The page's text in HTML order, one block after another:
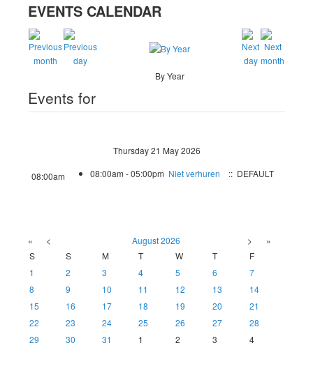
EVENTS CALENDAR
By Year
Events for
Thursday 21 May 2026
08:00am 08:00am - 05:00pm Niet verhuren :: DEFAULT
« < August 2026 >
»
S
S M T W T
F
1
2 3 4 5 6
7
8
9 10 11 12 13
14
15
16 17 18 19 20
21
22
23 24 25 26 27
28
29
30 31 1 2 3 4